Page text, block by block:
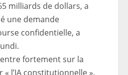
milliards de dollars, a
une demande
confidentielle, a
fortement sur la
« l’IA constitutionnelle »,